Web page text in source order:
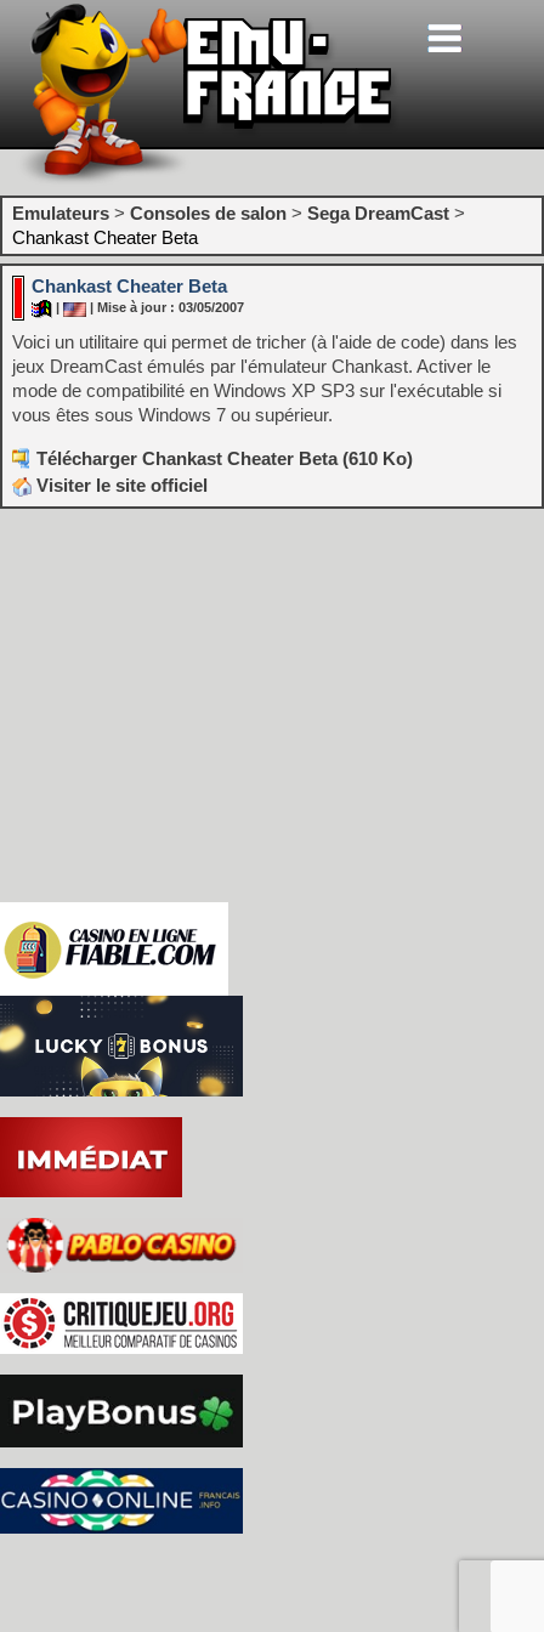
Emulateurs > Consoles de salon > Sega DreamCast >
Chankast Cheater Beta
Chankast Cheater Beta
| Mise à jour : 03/05/2007
Voici un utilitaire qui permet de tricher (à l'aide de code) dans les
jeux DreamCast émulés par l'émulateur Chankast. Activer le
mode de compatibilité en Windows XP SP3 sur l'exécutable si
vous êtes sous Windows 7 ou supérieur.
Télécharger Chankast Cheater Beta (610 Ko)
Visiter le site officiel